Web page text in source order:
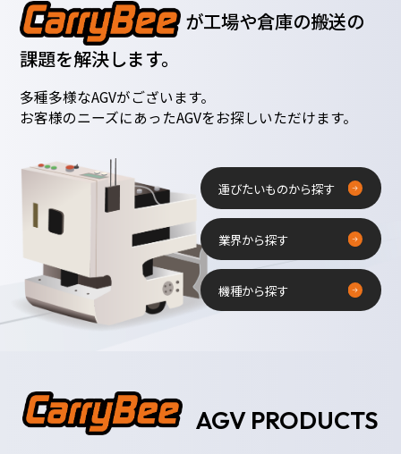
が工場や倉庫の搬送の
課題を解決します。
多種多様なAGVがございます。
お客様のニーズにあったAGVをお探しいただけます。
運びたいものから探す
業界から探す
機種から探す
AGV PRODUCTS